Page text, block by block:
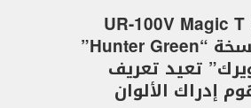
ساعة UR-100V Magic T
تتألق بنسخة “Hunter Green”
تعيد تعريف
إدراك الألوان